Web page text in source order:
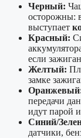
Черный:
осторожны:
выступает
Красный:
если
Желтый:
замке
передачи
идут парой
Синий/
датчики,